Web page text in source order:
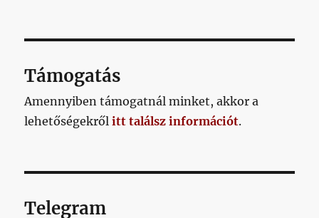
című
bejegyzéshez
Támogatás
Amennyiben támogatnál minket, akkor a
lehetőségekrőlitt találsz információt.
Telegram